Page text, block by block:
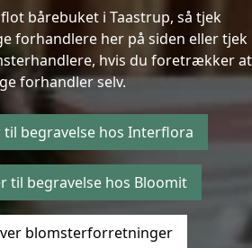
bårebuket i Taastrup, så tjek
forhandlere her på siden eller tjek
hvis du foretrækker at
forhandler selv.
begravelse hos Interflora
til begravelse hos Bloomit
blomsterforretninger